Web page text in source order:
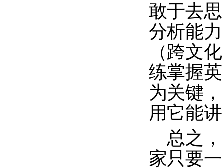
敢于去
分析能
（跨文
练掌握
为关键
用它能
总之
家只要